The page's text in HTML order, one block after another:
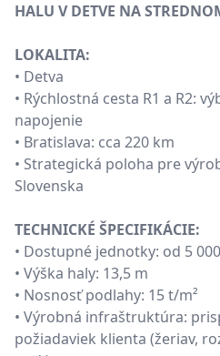
HALU V DETVE NA
LOKALITA:
• Detva
• Rýchlostná cesta R1 a R2:
napojenie
• Bratislava: cca 220 km
• Strategická poloha pre
Slovenska
TECHNICKÉ ŠPECIFIKÁCIE:
• Dostupné jednotky: od 5
• Výška haly: 13,5 m
• Nosnosť podlahy: 15 t/m²
• Výrobná infraštruktúra:
požiadaviek klienta (žeriav,